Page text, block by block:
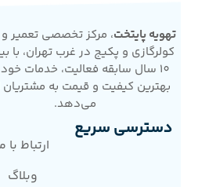
تهویه پایتخت، مرکز تخصصی تعمیر
کولرگازی و پکیج در غرب تهران، با
10 سال سابقه فعالیت، خدمات خود
بهترین کیفیت و قیمت به مشتریان
می‌دهد.
دسترسی سریع
ارتباط با
وبلاگ